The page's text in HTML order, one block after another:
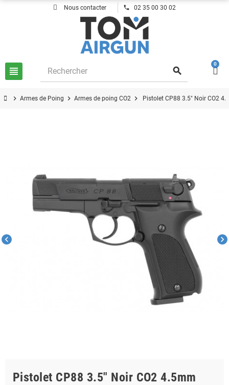
Nous contacter phone 02 35 00 30 02
view_headline search
0
chevron_right Armes de Poing chevron_right Armes de poing CO2 chevron_right Pistolet CP88 3.5" Noir CO2
chevron_left chevron_right
Pistolet CP88 3.5" Noir CO2 4.5mm